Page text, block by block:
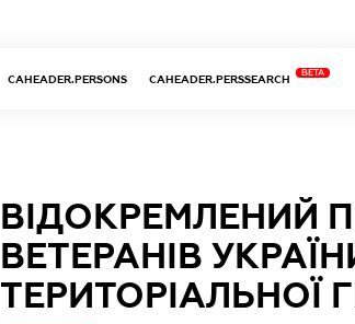
CAHEADER.PERSONS CAHEADER.PERSSEARCH
BETA
ВІДОКРЕМЛЕНИЙ
ВЕТЕРАНІВ
ТЕРИТОРІАЛЬНОЇ